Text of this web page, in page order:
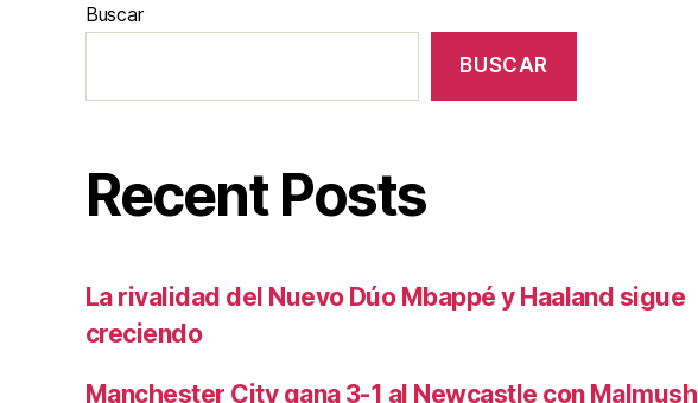
Buscar
BUSCAR
Recent Posts
La rivalidad del Nuevo Dúo Mbappé y Haaland sigue
creciendo
Manchester City gana 3-1 al Newcastle con Malmush